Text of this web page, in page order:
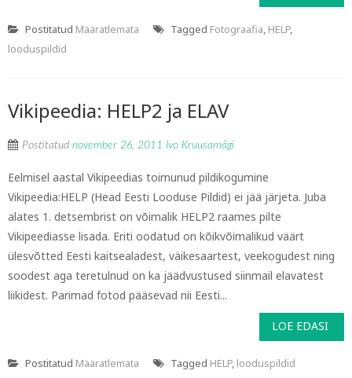
Postitatud Määratlemata Tagged Fotograafia, HELP,
looduspildid
Vikipeedia: HELP2 ja ELAV
Postitatud november 26, 2011 Ivo Kruusamägi
Eelmisel aastal Vikipeedias toimunud pildikogumine
Vikipeedia:HELP (Head Eesti Looduse Pildid) ei jää järjeta. Juba
alates 1. detsembrist on võimalik HELP2 raames pilte
Vikipeediasse lisada. Eriti oodatud on kõikvõimalikud väärt
ülesvõtted Eesti kaitsealadest, väikesaartest, veekogudest ning
soodest aga teretulnud on ka jäädvustused siinmail elavatest
liikidest. Parimad fotod pääsevad nii Eesti...
LOE EDASI
Postitatud Määratlemata Tagged HELP, looduspildid